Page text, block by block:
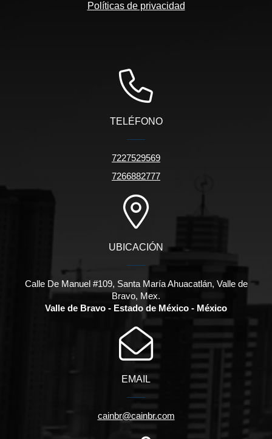
Políticas de privacidad
TELÉFONO
7227529569
7266882777
UBICACIÓN
Calle De Manuel #109, Santa María Ahuacatlán, Valle de
Bravo, Mex.
Valle de Bravo - Estado de México - México
EMAIL
cainbr@cainbr.com